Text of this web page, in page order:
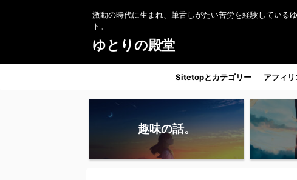
激動の時代に生まれ、筆舌しがたい苦労を経験している
ト。
ゆとりの殿堂
Sitetopとカテゴリー アフィリ
趣味の話。